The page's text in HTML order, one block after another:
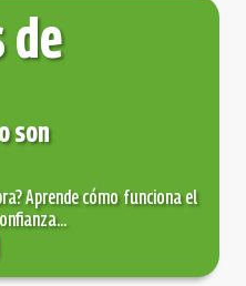
de
son
Aprende cómo funciona el